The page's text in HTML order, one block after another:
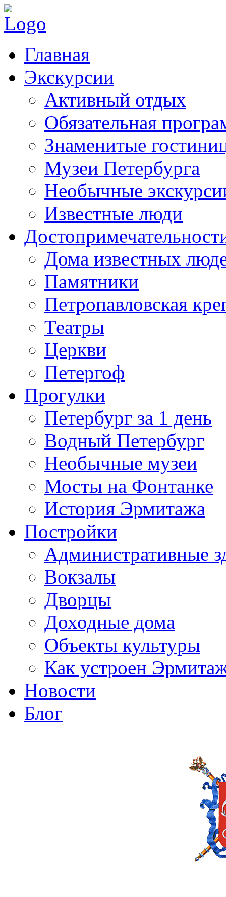
Главная
Экскурсии
Активный отдых
Обязательная
Знаменитые
Музеи Петербурга
Необычные
Известные люди
Дома известных
Памятники
Петропавловская
Театры
Церкви
Петергоф
Прогулки
Петербург за 1 день
Водный Петербург
Необычные музеи
Мосты на Фонтанке
История Эрмитажа
Постройки
Административные
Вокзалы
Дворцы
Доходные дома
Объекты культуры
Как устроен
Новости
Блог